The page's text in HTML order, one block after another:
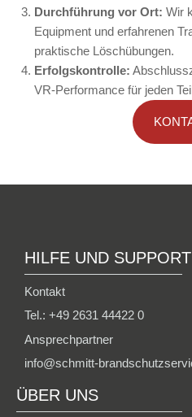
Durchführung vor Ort: Wir
Equipment und erfahrenen
praktische Löschübungen.
Erfolgskontrolle:
VR-Performance für jeden
HILFE UND SUPPORT
Kontakt
Tel.: +49 2631 44422 0
Ansprechpartner
info@schmitt-
ÜBER UNS